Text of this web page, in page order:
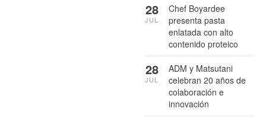
Chef Boyardee
presenta pasta
enlatada con alto
contenido proteico
28
JUL
ADM y Matsutani
celebran 20 años de
colaboración e
innovación
28
JUL